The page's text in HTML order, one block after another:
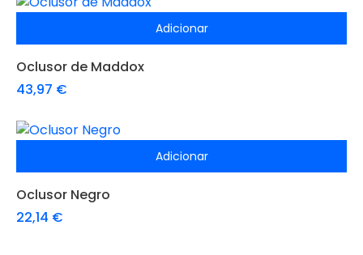
Adicionar
Oclusor de Maddox
43,97 €
Adicionar
Oclusor Negro
22,14 €